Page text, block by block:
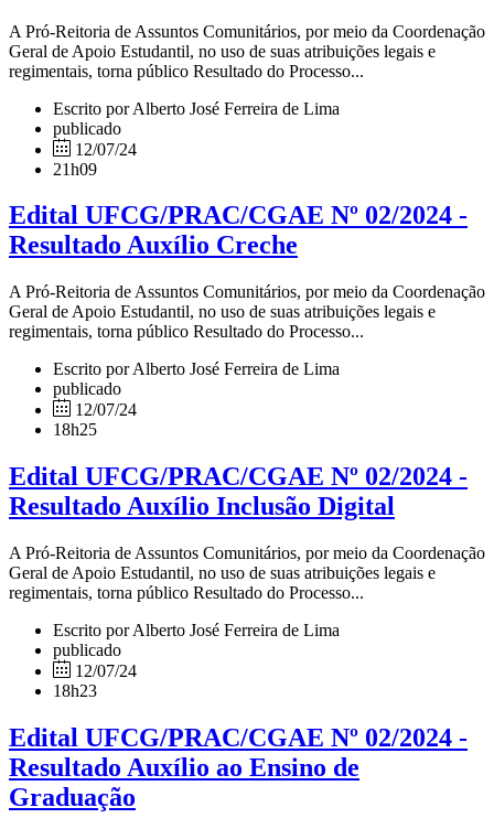
A Pró-Reitoria de Assuntos Comunitários, por meio da Coordenação
Geral de Apoio Estudantil, no uso de suas atribuições legais e
regimentais, torna público Resultado do Processo...
Escrito por Alberto José Ferreira de Lima
publicado
12/07/24
21h09
Edital UFCG/PRAC/CGAE Nº 02/2024 -
Resultado Auxílio Creche
A Pró-Reitoria de Assuntos Comunitários, por meio da Coordenação
Geral de Apoio Estudantil, no uso de suas atribuições legais e
regimentais, torna público Resultado do Processo...
Escrito por Alberto José Ferreira de Lima
publicado
12/07/24
18h25
Edital UFCG/PRAC/CGAE Nº 02/2024 -
Resultado Auxílio Inclusão Digital
A Pró-Reitoria de Assuntos Comunitários, por meio da Coordenação
Geral de Apoio Estudantil, no uso de suas atribuições legais e
regimentais, torna público Resultado do Processo...
Escrito por Alberto José Ferreira de Lima
publicado
12/07/24
18h23
Edital UFCG/PRAC/CGAE Nº 02/2024 -
Resultado Auxílio ao Ensino de
Graduação